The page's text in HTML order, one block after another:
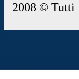
2008 © Tutti